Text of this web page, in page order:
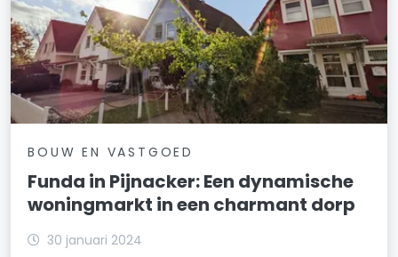
BOUW EN VASTGOED
Funda in Pijnacker: Een dynamische
woningmarkt in een charmant dorp
30 januari 2024